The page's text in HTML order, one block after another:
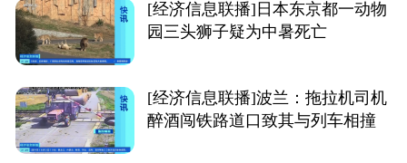
[经济信息联播]日本东京都一动物
园三头狮子疑为中暑死亡
[经济信息联播]波兰：拖拉机司机
醉酒闯铁路道口致其与列车相撞